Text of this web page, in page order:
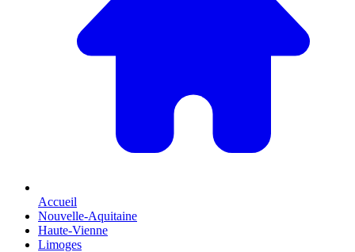
Accueil
Nouvelle-Aquitaine
Haute-Vienne
Limoges